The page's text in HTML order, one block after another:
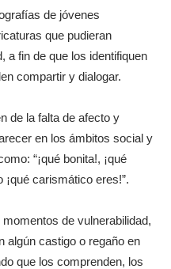
de jóvenes
que pudieran
a fin de que los identifiquen
compartir y dialogar.
de la falta de afecto y
en los ámbitos social y
“¡qué bonita!, ¡qué
¡qué carismático eres!”.
de vulnerabilidad,
algún castigo o regaño en
que los comprenden, los